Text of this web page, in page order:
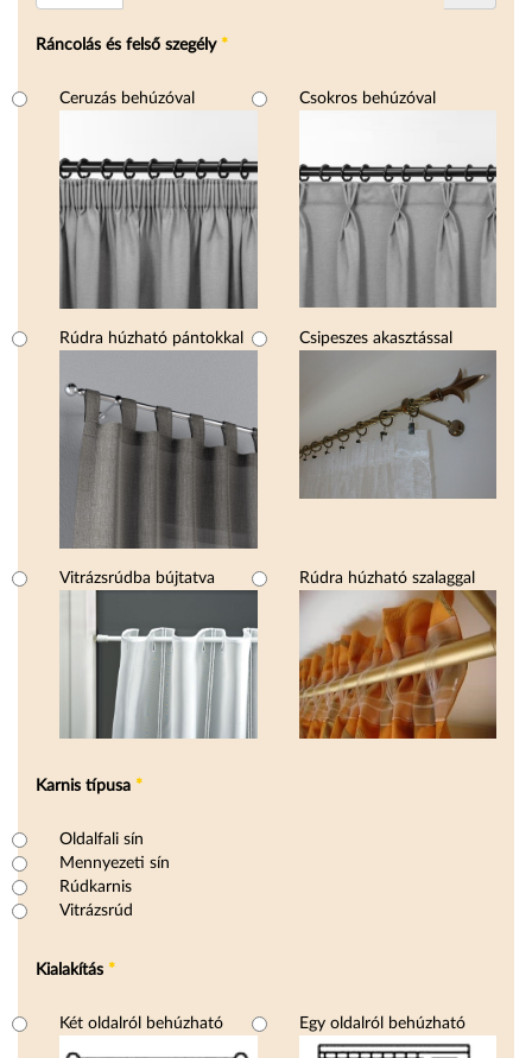
Ráncolás és felső szegély*
Ráncolás és felső szegély
Ceruzás behúzóval Csokros behúzóval
Rúdra húzható pántokkal Csipeszes akasztással
Vitrázsrúdba bújtatva Rúdra húzható szalaggal
Karnis típusa *
Karnis típusa
Oldalfali sín
Mennyezeti sín
Rúdkarnis
Vitrázsrúd
Kialakítás *
Kialakítás
Két oldalról behúzható Egy oldalról behúzható